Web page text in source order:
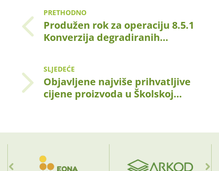
PRETHODNO
Produžen rok za operaciju 8.5.1
Konverzija degradiranih…
SLJEDEĆE
Objavljene najviše prihvatljive
cijene proizvoda u Školskoj…